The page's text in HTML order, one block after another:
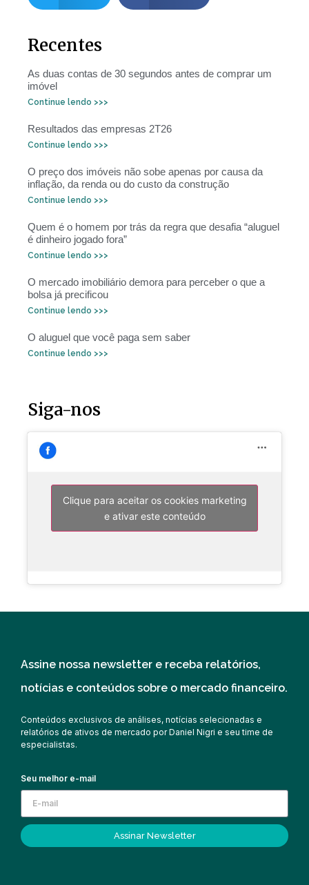
Recentes
As duas contas de 30 segundos antes de comprar um
imóvel
Continue lendo >>>
Resultados das empresas 2T26
Continue lendo >>>
O preço dos imóveis não sobe apenas por causa da
inflação, da renda ou do custo da construção
Continue lendo >>>
Quem é o homem por trás da regra que desafia “aluguel
é dinheiro jogado fora”
Continue lendo >>>
O mercado imobiliário demora para perceber o que a
bolsa já precificou
Continue lendo >>>
O aluguel que você paga sem saber
Continue lendo >>>
Siga-nos
Clique para aceitar os cookies marketing
e ativar este conteúdo
Assine nossa newsletter e receba relatórios,
notícias e conteúdos sobre o mercado financeiro.
Conteúdos exclusivos de análises, notícias selecionadas e
relatórios de ativos de mercado por Daniel Nigri e seu time de
especialistas.
Seu melhor e-mail
Assinar Newsletter